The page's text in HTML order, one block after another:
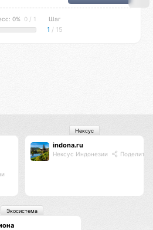
0% 0 / 1 Шаг
1 / 15
indona.ru
Нексус Индонезии
Нексус
Экосистема